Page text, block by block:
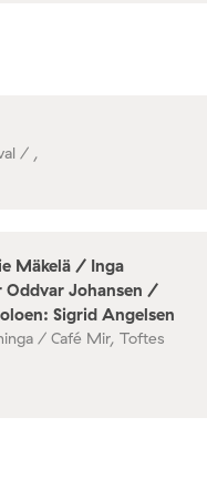
/ ,
Mäkelä / Inga
Johansen /
Sigrid Angelsen
/ Café Mir, Toftes